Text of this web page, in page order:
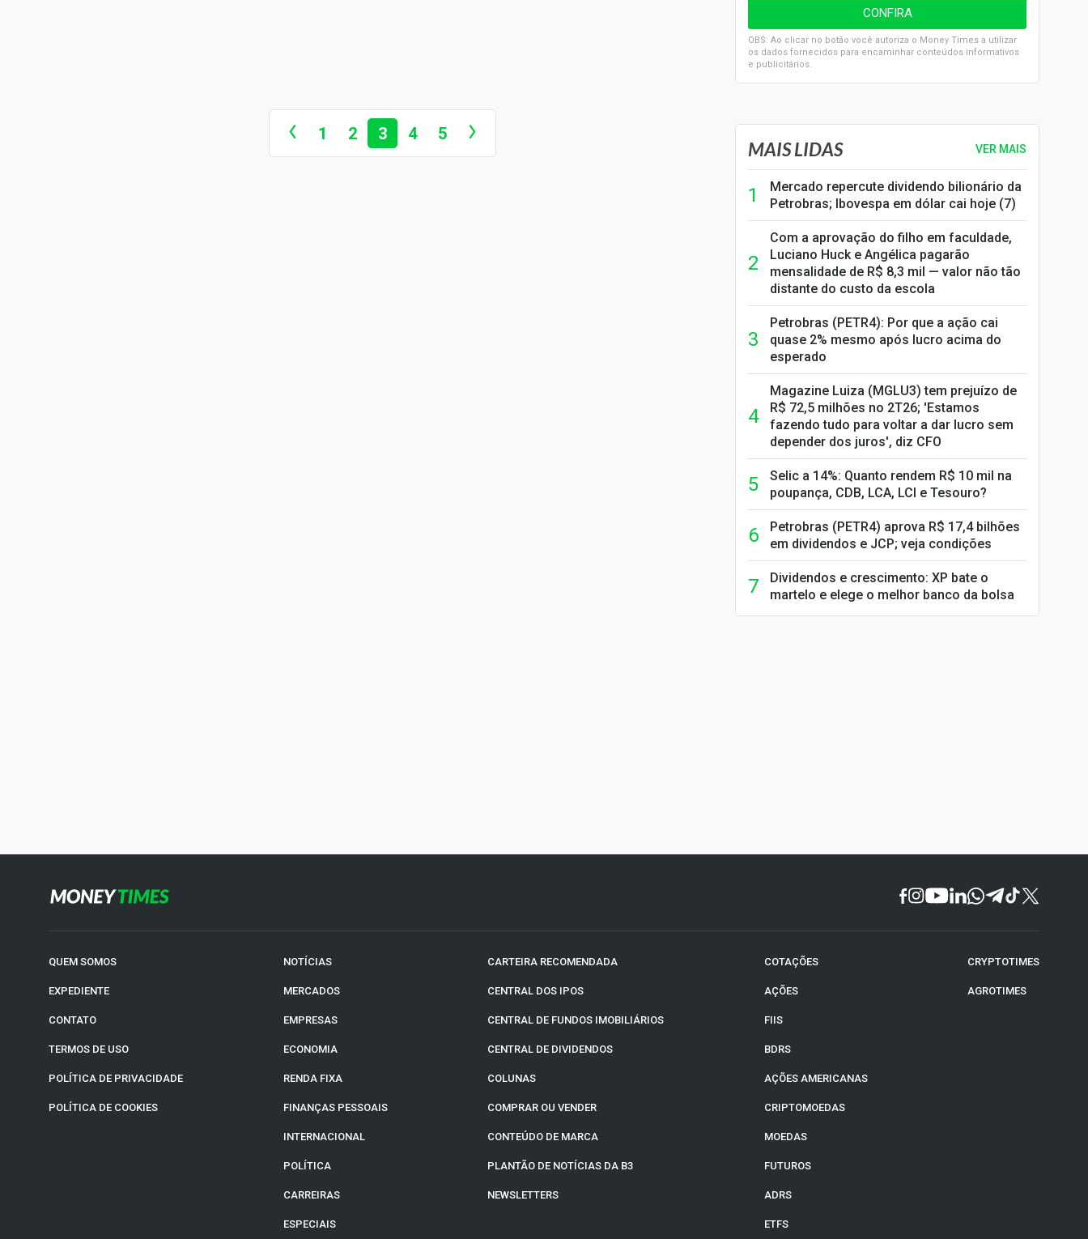
1 2 3 4 5
OBS: Ao clicar no botão você autoriza o Money Times a utilizar
os dados fornecidos para encaminhar conteúdos informativos
e publicitários.
SELIC em 14%: A repercussão da decisão sobre os JUROS
MAIS LIDAS VER MAIS
Mercado repercute dividendo bilionário da
Petrobras; Ibovespa em dólar cai hoje (7)
Com a aprovação do filho em faculdade,
Luciano Huck e Angélica pagarão
mensalidade de R$ 8,3 mil — valor não tão
distante do custo da escola
Petrobras (PETR4): Por que a ação cai
quase 2% mesmo após lucro acima do
esperado
Magazine Luiza (MGLU3) tem prejuízo de
R$ 72,5 milhões no 2T26; 'Estamos
fazendo tudo para voltar a dar lucro sem
depender dos juros', diz CFO
Selic a 14%: Quanto rendem R$ 10 mil na
poupança, CDB, LCA, LCI e Tesouro?
Petrobras (PETR4) aprova R$ 17,4 bilhões
em dividendos e JCP; veja condições
Dividendos e crescimento: XP bate o
martelo e elege o melhor banco da bolsa
QUEM SOMOS
EXPEDIENTE
CONTATO
TERMOS DE USO
POLÍTICA DE PRIVACIDADE
POLÍTICA DE COOKIES
NOTÍCIAS
MERCADOS
EMPRESAS
ECONOMIA
RENDA FIXA
FINANÇAS PESSOAIS
INTERNACIONAL
POLÍTICA
CARREIRAS
ESPECIAIS
CARTEIRA RECOMENDADA
CENTRAL DOS IPOS
CENTRAL DE FUNDOS IMOBILIÁRIOS
CENTRAL DE DIVIDENDOS
COLUNAS
COMPRAR OU VENDER
CONTEÚDO DE MARCA
PLANTÃO DE NOTÍCIAS DA B3
NEWSLETTERS
COTAÇÕES
AÇÕES
FIIS
BDRS
AÇÕES AMERICANAS
CRIPTOMOEDAS
MOEDAS
FUTUROS
ADRS
ETFS
CRYPTOTIMES
AGROTIMES